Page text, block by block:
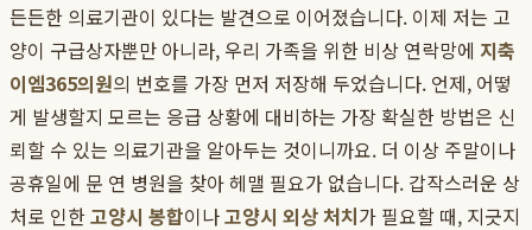
든든한 의료기관이 있다는 발견으로 이어졌습니다. 이제 저는 고
양이 구급상자뿐만 아니라, 우리 가족을 위한 비상 연락망에 지축
이엠365의원의 번호를 가장 먼저 저장해 두었습니다. 언제, 어떻
게 발생할지 모르는 응급 상황에 대비하는 가장 확실한 방법은 신
뢰할 수 있는 의료기관을 알아두는 것이니까요. 더 이상 주말이나
공휴일에 문 연 병원을 찾아 헤맬 필요가 없습니다. 갑작스러운 상
처로 인한고양시 봉합이나고양시 외상 처치가 필요할 때, 지긋지